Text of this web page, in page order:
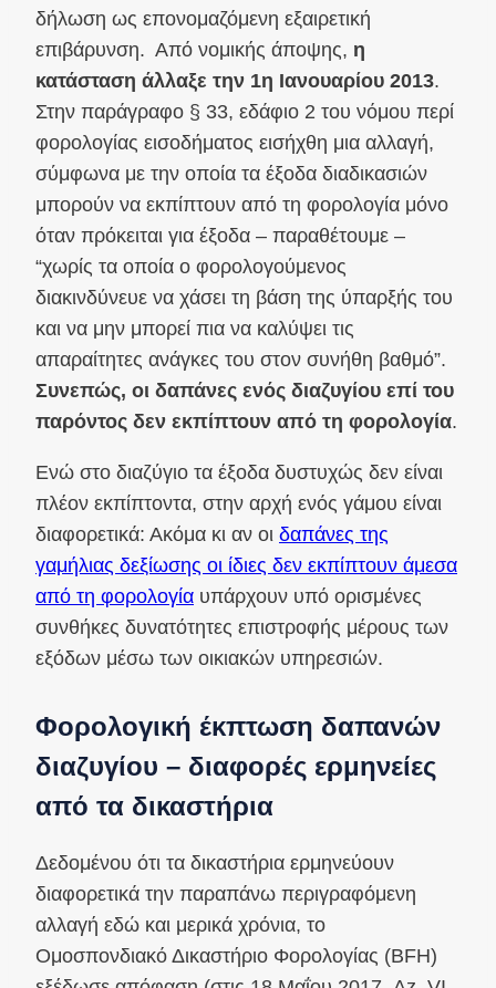
δήλωση ως επονομαζόμενη εξαιρετική
επιβάρυνση. Από νομικής άποψης, η
κατάσταση άλλαξε την 1η Ιανουαρίου 2013.
Στην παράγραφο § 33, εδάφιο 2 του νόμου περί
φορολογίας εισοδήματος εισήχθη μια αλλαγή,
σύμφωνα με την οποία τα έξοδα διαδικασιών
μπορούν να εκπίπτουν από τη φορολογία μόνο
όταν πρόκειται για έξοδα – παραθέτουμε –
“χωρίς τα οποία ο φορολογούμενος
διακινδύνευε να χάσει τη βάση της ύπαρξής του
και να μην μπορεί πια να καλύψει τις
απαραίτητες ανάγκες του στον συνήθη βαθμό”.
Συνεπώς, οι δαπάνες ενός διαζυγίου επί του
παρόντος δεν εκπίπτουν από τη φορολογία.
Ενώ στο διαζύγιο τα έξοδα δυστυχώς δεν είναι
πλέον εκπίπτοντα, στην αρχή ενός γάμου είναι
διαφορετικά: Ακόμα κι αν οι δαπάνες της
γαμήλιας δεξίωσης οι ίδιες δεν εκπίπτουν άμεσα
από τη φορολογία υπάρχουν υπό ορισμένες
συνθήκες δυνατότητες επιστροφής μέρους των
εξόδων μέσω των οικιακών υπηρεσιών.
Φορολογική έκπτωση δαπανών
διαζυγίου – διαφορές ερμηνείες
από τα δικαστήρια
Δεδομένου ότι τα δικαστήρια ερμηνεύουν
διαφορετικά την παραπάνω περιγραφόμενη
αλλαγή εδώ και μερικά χρόνια, το
Ομοσπονδιακό Δικαστήριο Φορολογίας (BFH)